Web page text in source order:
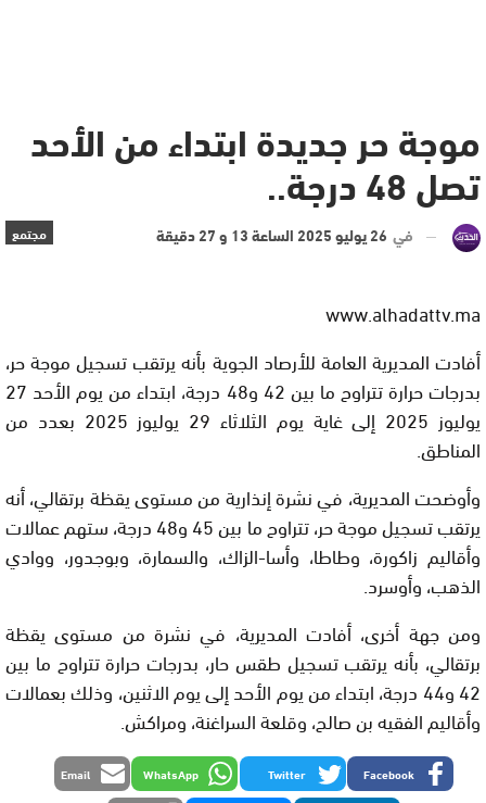
موجة حر جديدة ابتداء من الأحد
تصل 48 درجة..
مجتمع في 26 يوليو 2025 الساعة 13 و 27 دقيقة
www.alhadattv.ma
أفادت المديرية العامة للأرصاد الجوية بأنه يرتقب تسجيل موجة حر،
بدرجات حرارة تتراوح ما بين 42 و48 درجة، ابتداء من يوم الأحد 27
يوليوز 2025 إلى غاية يوم الثلاثاء 29 يوليوز 2025 بعدد من
المناطق.
وأوضحت المديرية، في نشرة إنذارية من مستوى يقظة برتقالي، أنه
يرتقب تسجيل موجة حر، تتراوح ما بين 45 و48 درجة، ستهم عمالات
وأقاليم زاكورة، وطاطا، وأسا-الزاك، والسمارة، وبوجدور، ووادي
الذهب، وأوسرد.
ومن جهة أخرى، أفادت المديرية، في نشرة من مستوى يقظة
برتقالي، بأنه يرتقب تسجيل طقس حار، بدرجات حرارة تتراوح ما بين
42 و44 درجة، ابتداء من يوم الأحد إلى يوم الاثنين، وذلك بعمالات
وأقاليم الفقيه بن صالح، وقلعة السراغنة، ومراكش.
Facebook
Twitter
WhatsApp
Email